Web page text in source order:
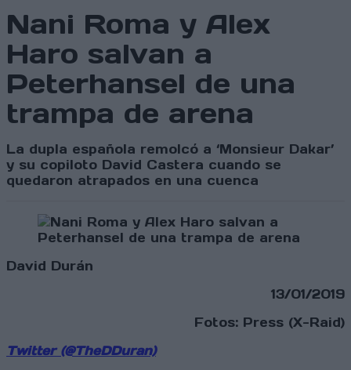
Nani Roma y Alex
Haro salvan a
Peterhansel de una
trampa de arena
La dupla española remolcó a ‘Monsieur Dakar’
y su copiloto David Castera cuando se
quedaron atrapados en una cuenca
David Durán
13/01/2019
Fotos: Press (X-Raid)
Twitter (@TheDDuran)